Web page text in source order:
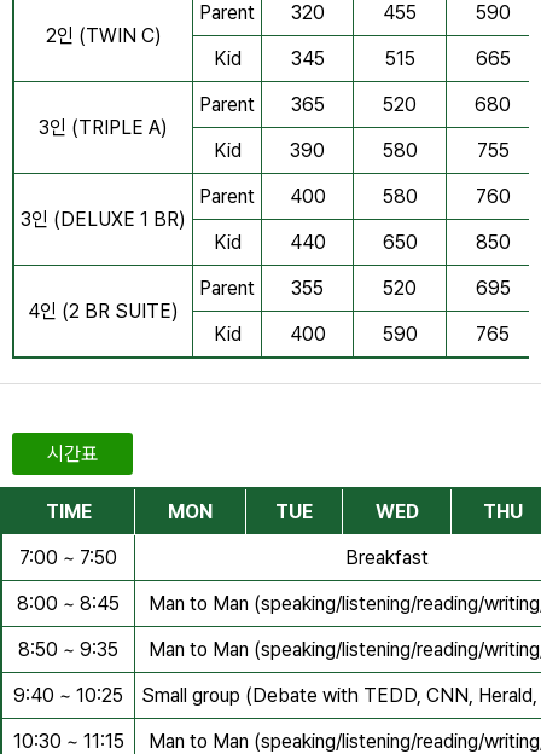
2인 (TWIN C)
Parent 320 455
590
Kid
345 515 665
3인 (TRIPLE A)
Parent 365 520
680
Kid
390 580 755
3인 (DELUXE 1 BR)
Parent 400 580
760
Kid
440 650 850
4인 (2 BR SUITE)
Parent 355 520
695
Kid
400 590 765
시간표
TIME MON TUE WED
THU
7:00 ~ 7:50
Breakfast
8:00 ~ 8:45
Man to Man (speaking/listening/reading/
8:50 ~ 9:35
Man to Man (speaking/listening/reading/
9:40 ~ 10:25
Small group (Debate with TEDD, CNN,
10:30 ~ 11:15
Man to Man (speaking/listening/reading/